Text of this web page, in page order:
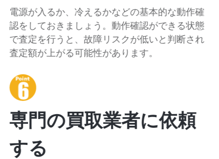
電源が入るか、冷えるかなどの基本的な動作確
認をしておきましょう。動作確認ができる状態
で査定を行うと、故障リスクが低いと判断され
査定額が上がる可能性があります。
専門の買取業者に依頼
する